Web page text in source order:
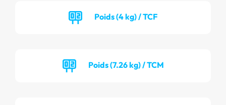
Poids (4 kg) / TCF
Poids (7.26 kg) / TCM